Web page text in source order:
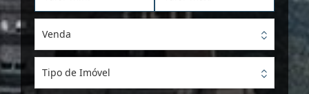
Venda
Tipo de Imóvel